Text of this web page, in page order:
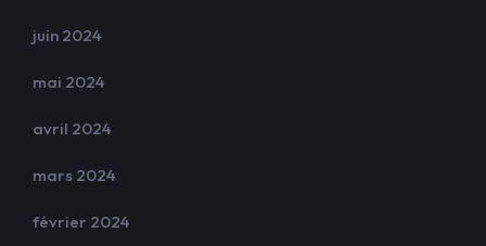
juin 2024
mai 2024
avril 2024
mars 2024
février 2024